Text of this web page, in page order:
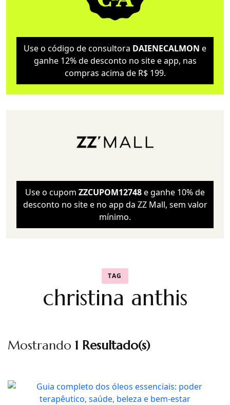
Use o código de consultora DAIENECALMON e
ganhe 12% de desconto no site e app, nas
compras acima de R$ 199.
Use o cupom ZZCUPOM12748e ganhe 10% de
desconto no site e no app da ZZ Mall, sem valor
mínimo.
TAG
christina anthis
Mostrando 1 Resultado(s)